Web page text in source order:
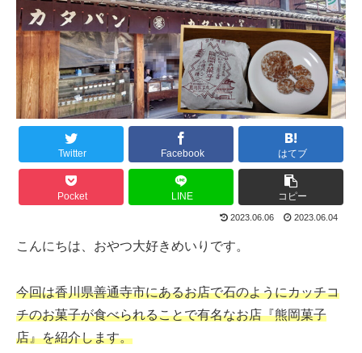
Twitter Facebook はてブ
Pocket LINE コピー
2023.06.06 2023.06.04
こんにちは、おやつ大好きめいりです。
今回は香川県善通寺市にあるお店で石のようにカッチコ
チのお菓子が食べられることで有名なお店『熊岡菓子
店』を紹介します。